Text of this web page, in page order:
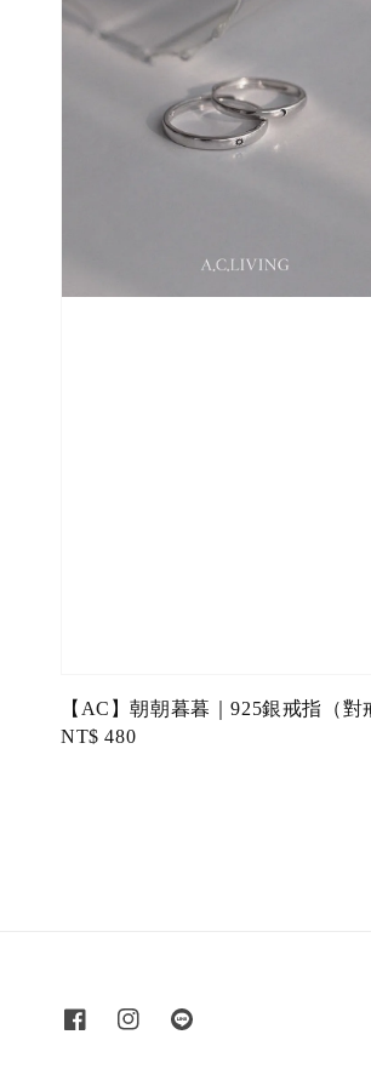
【AC】朝朝暮暮｜925銀戒指（對
Regular
NT$ 480